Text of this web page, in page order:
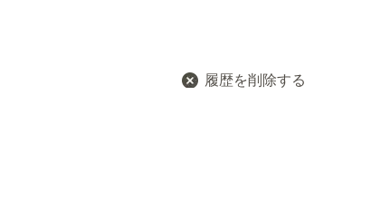
履歴を削除する